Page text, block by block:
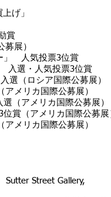
げ」
賞
展）
」 人気投票3位賞
入選・人気投票3位賞
ロシア国際公募展）
リカ国際公募展）
（アメリカ国際公募展）
（アメリカ国際公募展
リカ国際公募展）
Street Gallery,